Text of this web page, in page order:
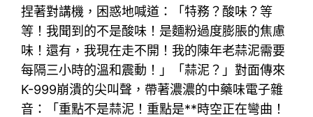
捏著對講機，困惑地喊道：「特務？酸味？等
等！我聞到的不是酸味！是麵粉過度膨脹的焦慮
味！還有，我現在走不開！我的陳年老蒜泥需要
每隔三小時的溫和震動！」「蒜泥？」對面傳來
K-999崩潰的尖叫聲，帶著濃濃的中藥味電子雜
音：「重點不是蒜泥！重點是**時空正在彎曲！